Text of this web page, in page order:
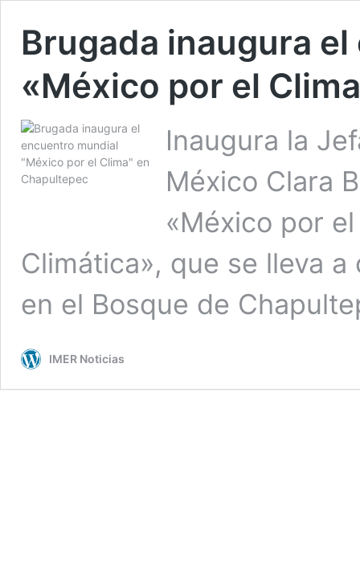
Brugada inaugura
«México por el
Inaugura la
México Clara
«México por
Climática», que se lleva
en el Bosque de
IMER Noticias